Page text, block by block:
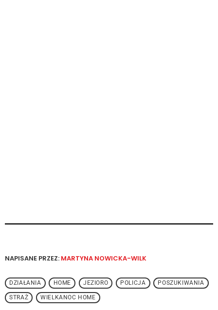
NAPISANE PRZEZ: MARTYNA NOWICKA-WILK
DZIAŁANIA HOME JEZIORO POLICJA POSZUKIWANIA
STRAŻ WIELKANOC HOME